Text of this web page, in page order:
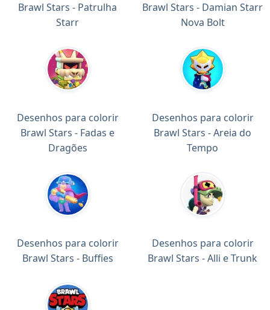
Brawl Stars - Patrulha
Starr
Brawl Stars - Damian Starr
Nova Bolt
Desenhos para colorir
Brawl Stars - Fadas e
Dragões
Desenhos para colorir
Brawl Stars - Areia do
Tempo
Desenhos para colorir
Brawl Stars - Buffies
Desenhos para colorir
Brawl Stars - Alli e Trunk